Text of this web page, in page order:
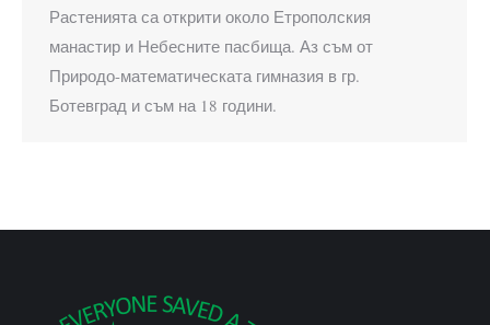
Растенията са открити около Етрополския
манастир и Небесните пасбища. Аз съм от
Природо-математическата гимназия в гр.
Ботевград и съм на 18 години.